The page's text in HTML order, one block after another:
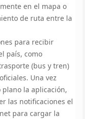
en el mapa o
de ruta entre la
para recibir
país, como
(bus y tren)
Una vez
la aplicación,
las notificaciones el
para cargar la